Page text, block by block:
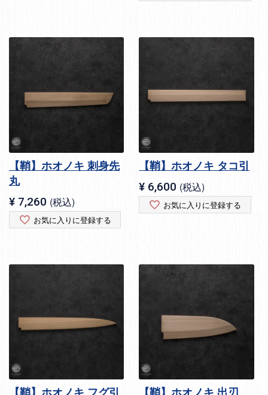
【鞘】ホオノキ 刺身先
丸
¥ 7,260 税込
お気に入りに登録する
【鞘】ホオノキ タコ引
¥ 6,600 税込
お気に入りに登録する
【鞘】ホオノキ フグ引 【鞘】ホオノキ 出刃